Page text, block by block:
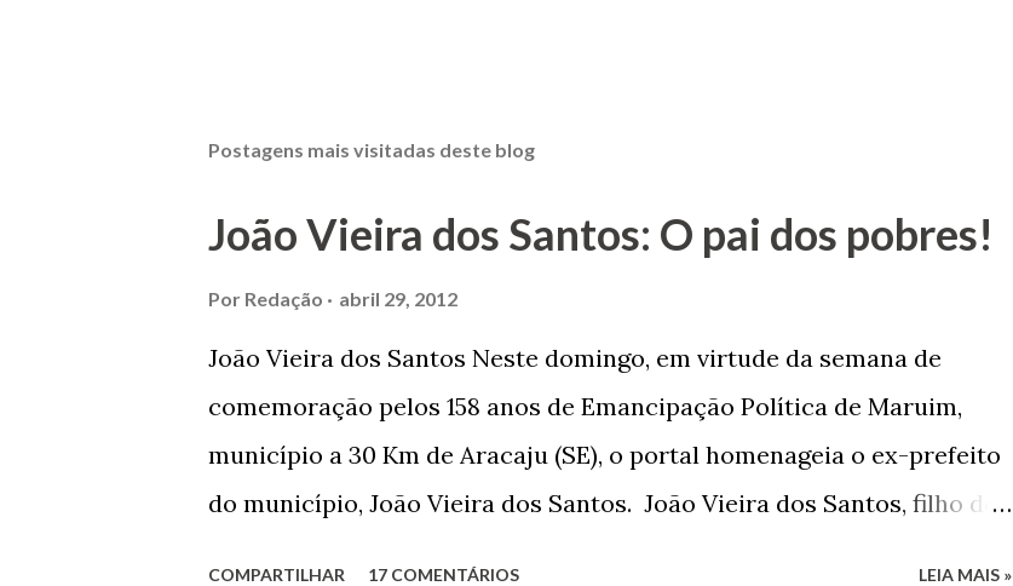
Postagens mais visitadas deste blog
João Vieira dos Santos: O pai dos pobres!
Por Redação abril 29, 2012
João Vieira dos Santos Neste domingo, em virtude da semana de
comemoração pelos 158 anos de Emancipação Política de Maruim,
município a 30 Km de Aracaju (SE), o portal homenageia o ex-prefeito
do município, João Vieira dos Santos. João Vieira dos Santos, filho de
COMPARTILHAR 17 COMENTÁRIOS LEIA MAIS »